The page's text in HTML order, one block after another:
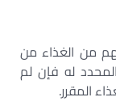
من الغذاء من
له فإن لم
المقرر.